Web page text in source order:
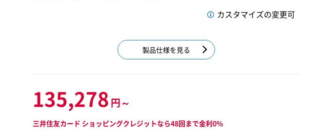
カスタマイズの変更可
製品仕様を見る
135,278 円～
三井住友カード ショッピングクレジットなら48回まで金利0%